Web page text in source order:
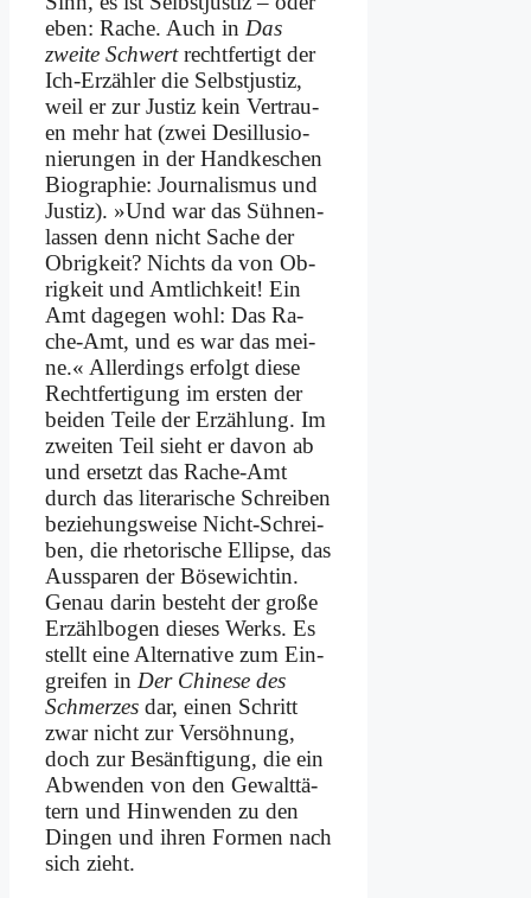
eben: Ra­che. Auch in Das
zwei­te Schwertrecht­fer­tigt der
Ich-Er­zäh­ler die Selbst­ju­stiz,
weil er zur Ju­stiz kein Ver­trau­
en mehr hat (zwei Des­il­lu­sio­
nie­run­gen in der Hand­ke­schen
Bio­gra­phie: Jour­na­lis­mus und
Ju­stiz). »Und war das Süh­nen­
las­sen denn nicht Sa­che der
Ob­rig­keit? Nichts da von Ob­
rig­keit und Amt­lich­keit! Ein
Amt da­ge­gen wohl: Das Ra­
che-Amt, und es war das mei­
ne.« Al­ler­dings er­folgt die­se
Recht­fer­ti­gung im er­sten der
bei­den Tei­le der Er­zäh­lung. Im
zwei­ten Teil sieht er da­von ab
und er­setzt das Ra­che-Amt
durch das li­te­ra­ri­sche Schrei­ben
be­zie­hungs­wei­se Nicht-Schrei­
ben, die rhe­to­ri­sche El­lip­se, das
Aus­spa­ren der Bö­se­wicht­in.
Ge­nau dar­in be­steht der gro­ße
Er­zähl­bo­gen die­ses Werks. Es
stellt ei­ne Al­ter­na­ti­ve zum Ein­
grei­fen in Der Chi­ne­se des
Schmer­zes dar, ei­nen Schritt
zwar nicht zur Ver­söh­nung,
doch zur Be­sänf­ti­gung, die ein
Ab­wen­den von den Ge­walt­tä­
tern und Hin­wen­den zu den
Din­gen und ih­ren For­men nach
sich zieht.